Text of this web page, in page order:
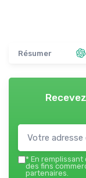
Résumer
* En remplissant
des fins
partenaires.